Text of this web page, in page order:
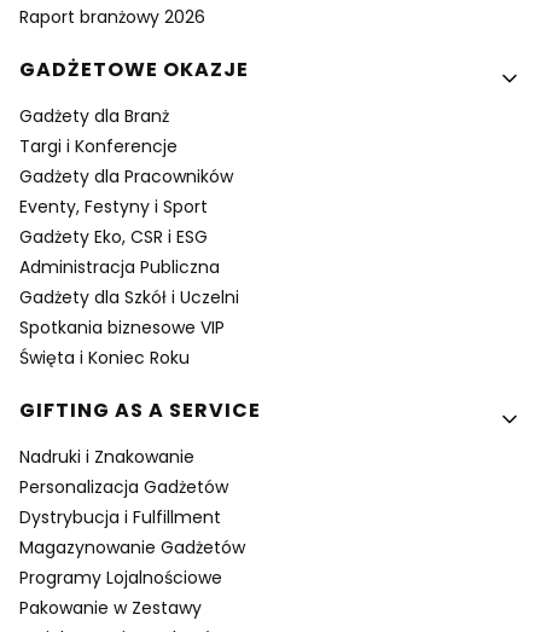
Raport branżowy 2026
GADŻETOWE OKAZJE
Gadżety dla Branż
Targi i Konferencje
Gadżety dla Pracowników
Eventy, Festyny i Sport
Gadżety Eko, CSR i ESG
Administracja Publiczna
Gadżety dla Szkół i Uczelni
Spotkania biznesowe VIP
Święta i Koniec Roku
GIFTING AS A SERVICE
Nadruki i Znakowanie
Personalizacja Gadżetów
Dystrybucja i Fulfillment
Magazynowanie Gadżetów
Programy Lojalnościowe
Pakowanie w Zestawy